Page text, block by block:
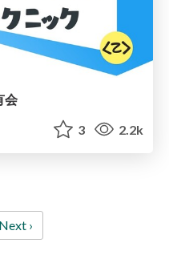
会
3 2.2k
Next ›